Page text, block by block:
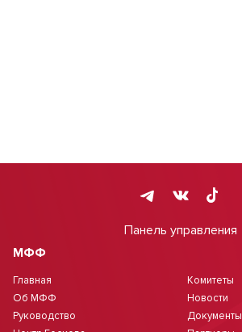
Панель управления
МФФ
Главная
Об МФФ
Руководство
Комитеты
Новости
Документы